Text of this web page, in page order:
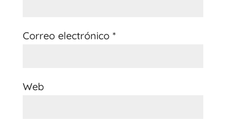
Correo electrónico *
Web